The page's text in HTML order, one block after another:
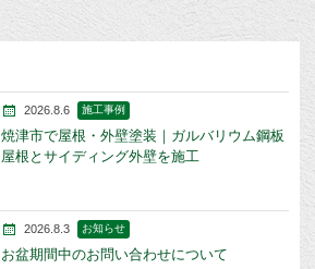
2026.8.6 施工事例
焼津市で屋根・外壁塗装｜ガルバリウム鋼板
屋根とサイディング外壁を施工
2026.8.3 お知らせ
お盆期間中のお問い合わせについて